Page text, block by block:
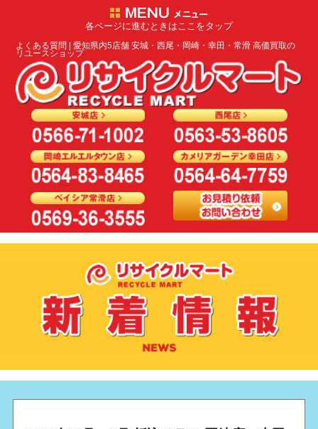
各ページに進むときはここをタップ
よくある質問 | 愛知県内5店舗 安城・西尾・岡崎・幸田・常滑 高価買取の
リユースショップ